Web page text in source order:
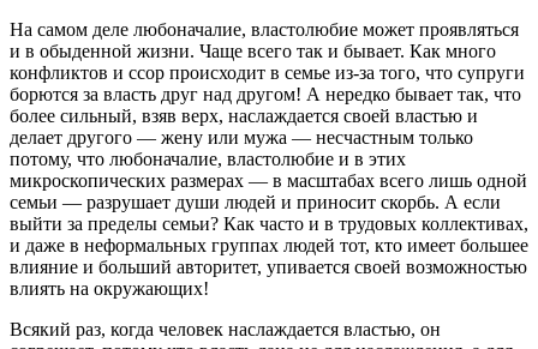
На самом деле любоначалие, властолюбие может проявляться
и в обыденной жизни. Чаще всего так и бывает. Как много
конфликтов и ссор происходит в семье из-за того, что супруги
борются за власть друг над другом! А нередко бывает так, что
более сильный, взяв верх, наслаждается своей властью и
делает другого — жену или мужа — несчастным только
потому, что любоначалие, властолюбие и в этих
микроскопических размерах — в масштабах всего лишь одной
семьи — разрушает души людей и приносит скорбь. А если
выйти за пределы семьи? Как часто и в трудовых коллективах,
и даже в неформальных группах людей тот, кто имеет большее
влияние и больший авторитет, упивается своей возможностью
влиять на окружающих!
Всякий раз, когда человек наслаждается властью, он